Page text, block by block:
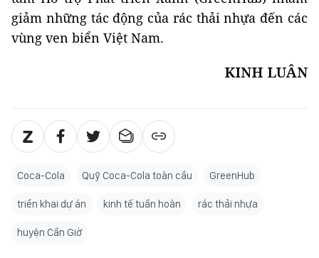
giảm những tác động của rác thải nhựa đến các
vùng ven biển Việt Nam.
KINH LUÂN
Coca-Cola Quỹ Coca-Cola toàn cầu GreenHub
triển khai dự án kinh tế tuần hoàn rác thải nhựa
huyện Cần Giờ